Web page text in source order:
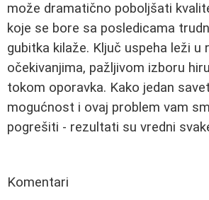
može dramatično poboljšati
koje se bore sa posledicama
gubitka kilaže. Ključ uspeha leži u
očekivanjima, pažljivom izboru
tokom oporavka. Kako jedan
mogućnost i ovaj problem vam
pogrešiti - rezultati su vredni
Komentari